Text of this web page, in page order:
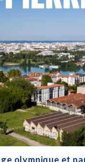
olympique et